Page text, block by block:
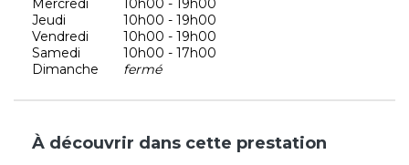
Mercredi
10h00 - 19h00
Jeudi
10h00 - 19h00
Vendredi
10h00 - 19h00
Samedi
10h00 - 17h00
Dimanche
fermé
À découvrir dans cette prestation